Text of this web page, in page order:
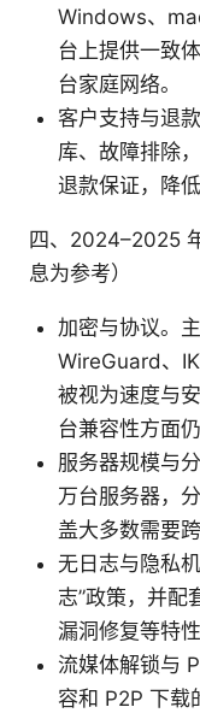
Windows、
台上提供一致
台家庭网络。
客户支持与退
库、故障排除
退款保证，降
四、2024–2025
息为参考）
加密与协议。
WireGuard、
被视为速度与
台兼容性方面仍
服务器规模与
万台服务器，
盖大多数需要
无日志与隐私
志”政策，并配
漏洞修复等特性
流媒体解锁与
容和 P2P 下载